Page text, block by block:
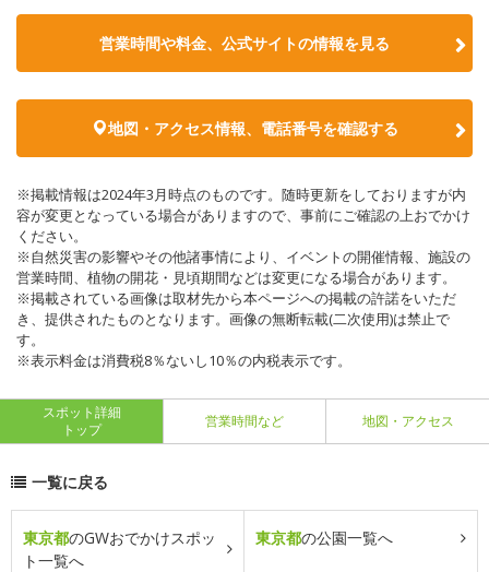
営業時間や料金、公式サイトの情報を見る
地図・アクセス情報、電話番号を確認する
※掲載情報は2024年3月時点のものです。随時更新をしておりますが内
容が変更となっている場合がありますので、事前にご確認の上おでかけ
ください。
※自然災害の影響やその他諸事情により、イベントの開催情報、施設の
営業時間、植物の開花・見頃期間などは変更になる場合があります。
※掲載されている画像は取材先から本ページへの掲載の許諾をいただ
き、提供されたものとなります。画像の無断転載(二次使用)は禁止で
す。
※表示料金は消費税8％ないし10％の内税表示です。
スポット詳細
トップ
営業時間など 地図・アクセス
一覧に戻る
東京都のGWおでかけスポッ
ト一覧へ
東京都の公園一覧へ